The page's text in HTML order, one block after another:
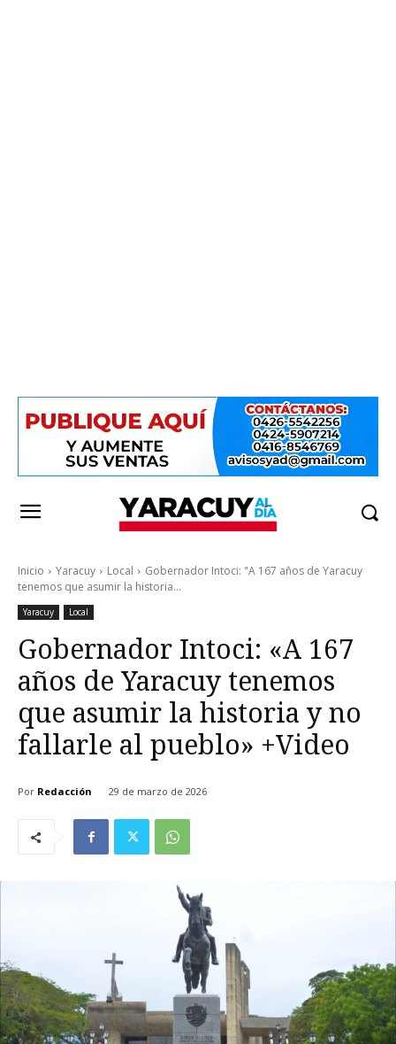
Inicio Yaracuy Local
Gobernador Intoci: "A 167 años de Yaracuy
tenemos que asumir la historia...
Yaracuy Local
Gobernador Intoci: «A 167
años de Yaracuy tenemos
que asumir la historia y no
fallarle al pueblo» +Video
Por Redacción 29 de marzo de 2026